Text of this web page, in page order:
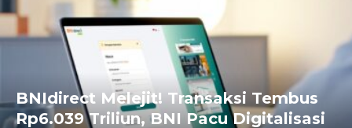
BNIdirect Melejit! Transaksi Tembus
Rp6.039 Triliun, BNI Pacu Digitalisasi
Next